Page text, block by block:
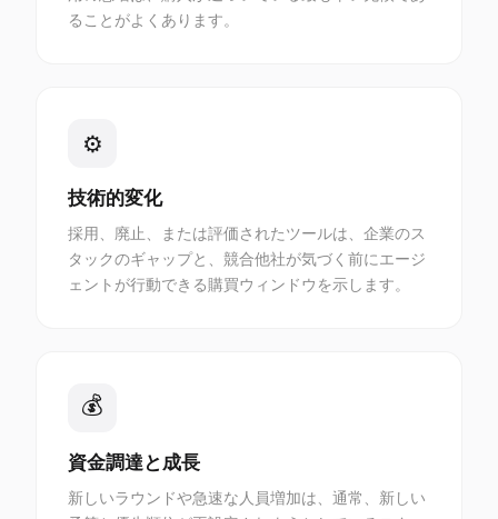
ることがよくあります。
⚙
技術的変化
採用、廃止、または評価されたツールは、企業のス
タックのギャップと、競合他社が気づく前にエージ
ェントが行動できる購買ウィンドウを示します。
💰
資金調達と成長
新しいラウンドや急速な人員増加は、通常、新しい